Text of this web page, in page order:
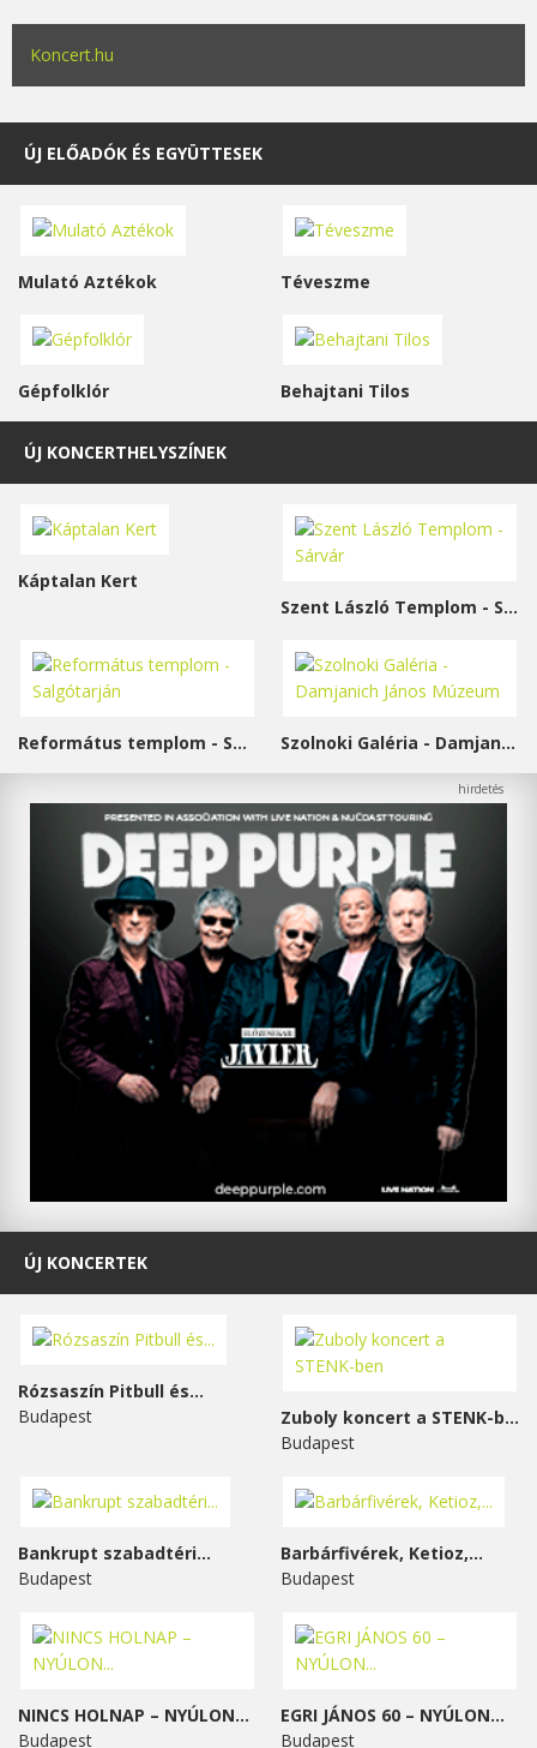
Koncert.hu
ÚJ ELŐADÓK ÉS EGYÜTTESEK
Mulató Aztékok Téveszme
Gépfolklór Behajtani Tilos
ÚJ KONCERTHELYSZÍNEK
Káptalan Kert
Szent László Templom - Sárvár
Református templom - Salgótarján Szolnoki Galéria - Damjanich János Múzeum
ÚJ KONCERTEK
Rózsaszín Pitbull és...
Budapest
Zuboly koncert a STENK-ben
Budapest
Bankrupt szabadtéri...
Budapest
Barbárfivérek, Ketioz,...
Budapest
NINCS HOLNAP – NYÚLON...
Budapest
EGRI JÁNOS 60 – NYÚLON...
Budapest